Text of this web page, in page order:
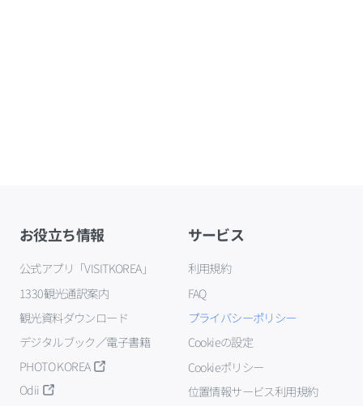
お役立ち情報
公式アプリ「VISITKOREA」
1330観光通訳案内
観光資料ダウンロード
デジタルブック／電子書籍
PHOTO KOREA
Odii
サービス
利用規約
FAQ
プライバシーポリシー
Cookieの設定
Cookieポリシー
位置情報サービス利用規約